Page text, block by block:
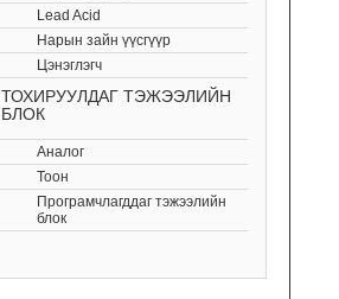
Lead Acid
Нарын зайн үүсгүүр
Цэнэглэгч
ТОХИРУУЛДАГ ТЭЖЭЭЛИЙН
БЛОК
Аналог
Тоон
Програмчлагддаг тэжээлийн
блок